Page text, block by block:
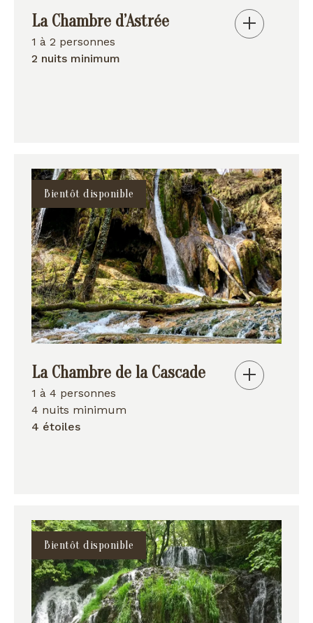
La Chambre d’Astrée
1 à 2 personnes
2 nuits minimum
Bientôt disponible
La Chambre de la Cascade
1 à 4 personnes
4 nuits minimum
4 étoiles
Bientôt disponible